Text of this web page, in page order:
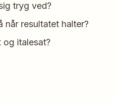
tryg ved?
når resultatet halter?
og italesat?